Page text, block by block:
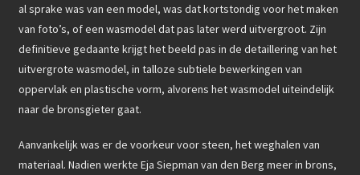
Tekeningen
3D-Neon sculptuur
KUNST ACTUEEL
KUNST ACTUEEL
al sprake was van een model, was dat kortstondig voor het maken
van foto’s, of een wasmodel dat pas later werd uitvergroot. Zijn
definitieve gedaante krijgt het beeld pas in de detaillering van het
uitvergrote wasmodel, in talloze subtiele bewerkingen van
oppervlak en plastische vorm, alvorens het wasmodel uiteindelijk
naar de bronsgieter gaat.
Aanvankelijk was er de voorkeur voor steen, het weghalen van
materiaal. Nadien werkte Eja Siepman van den Berg meer in brons,
k
n